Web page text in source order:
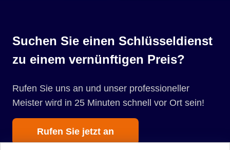
Suchen Sie einen Schlüsseldienst
zu einem vernünftigen Preis?
Rufen Sie uns an und unser professioneller
Meister wird in 25 Minuten schnell vor Ort sein!
Rufen Sie jetzt an